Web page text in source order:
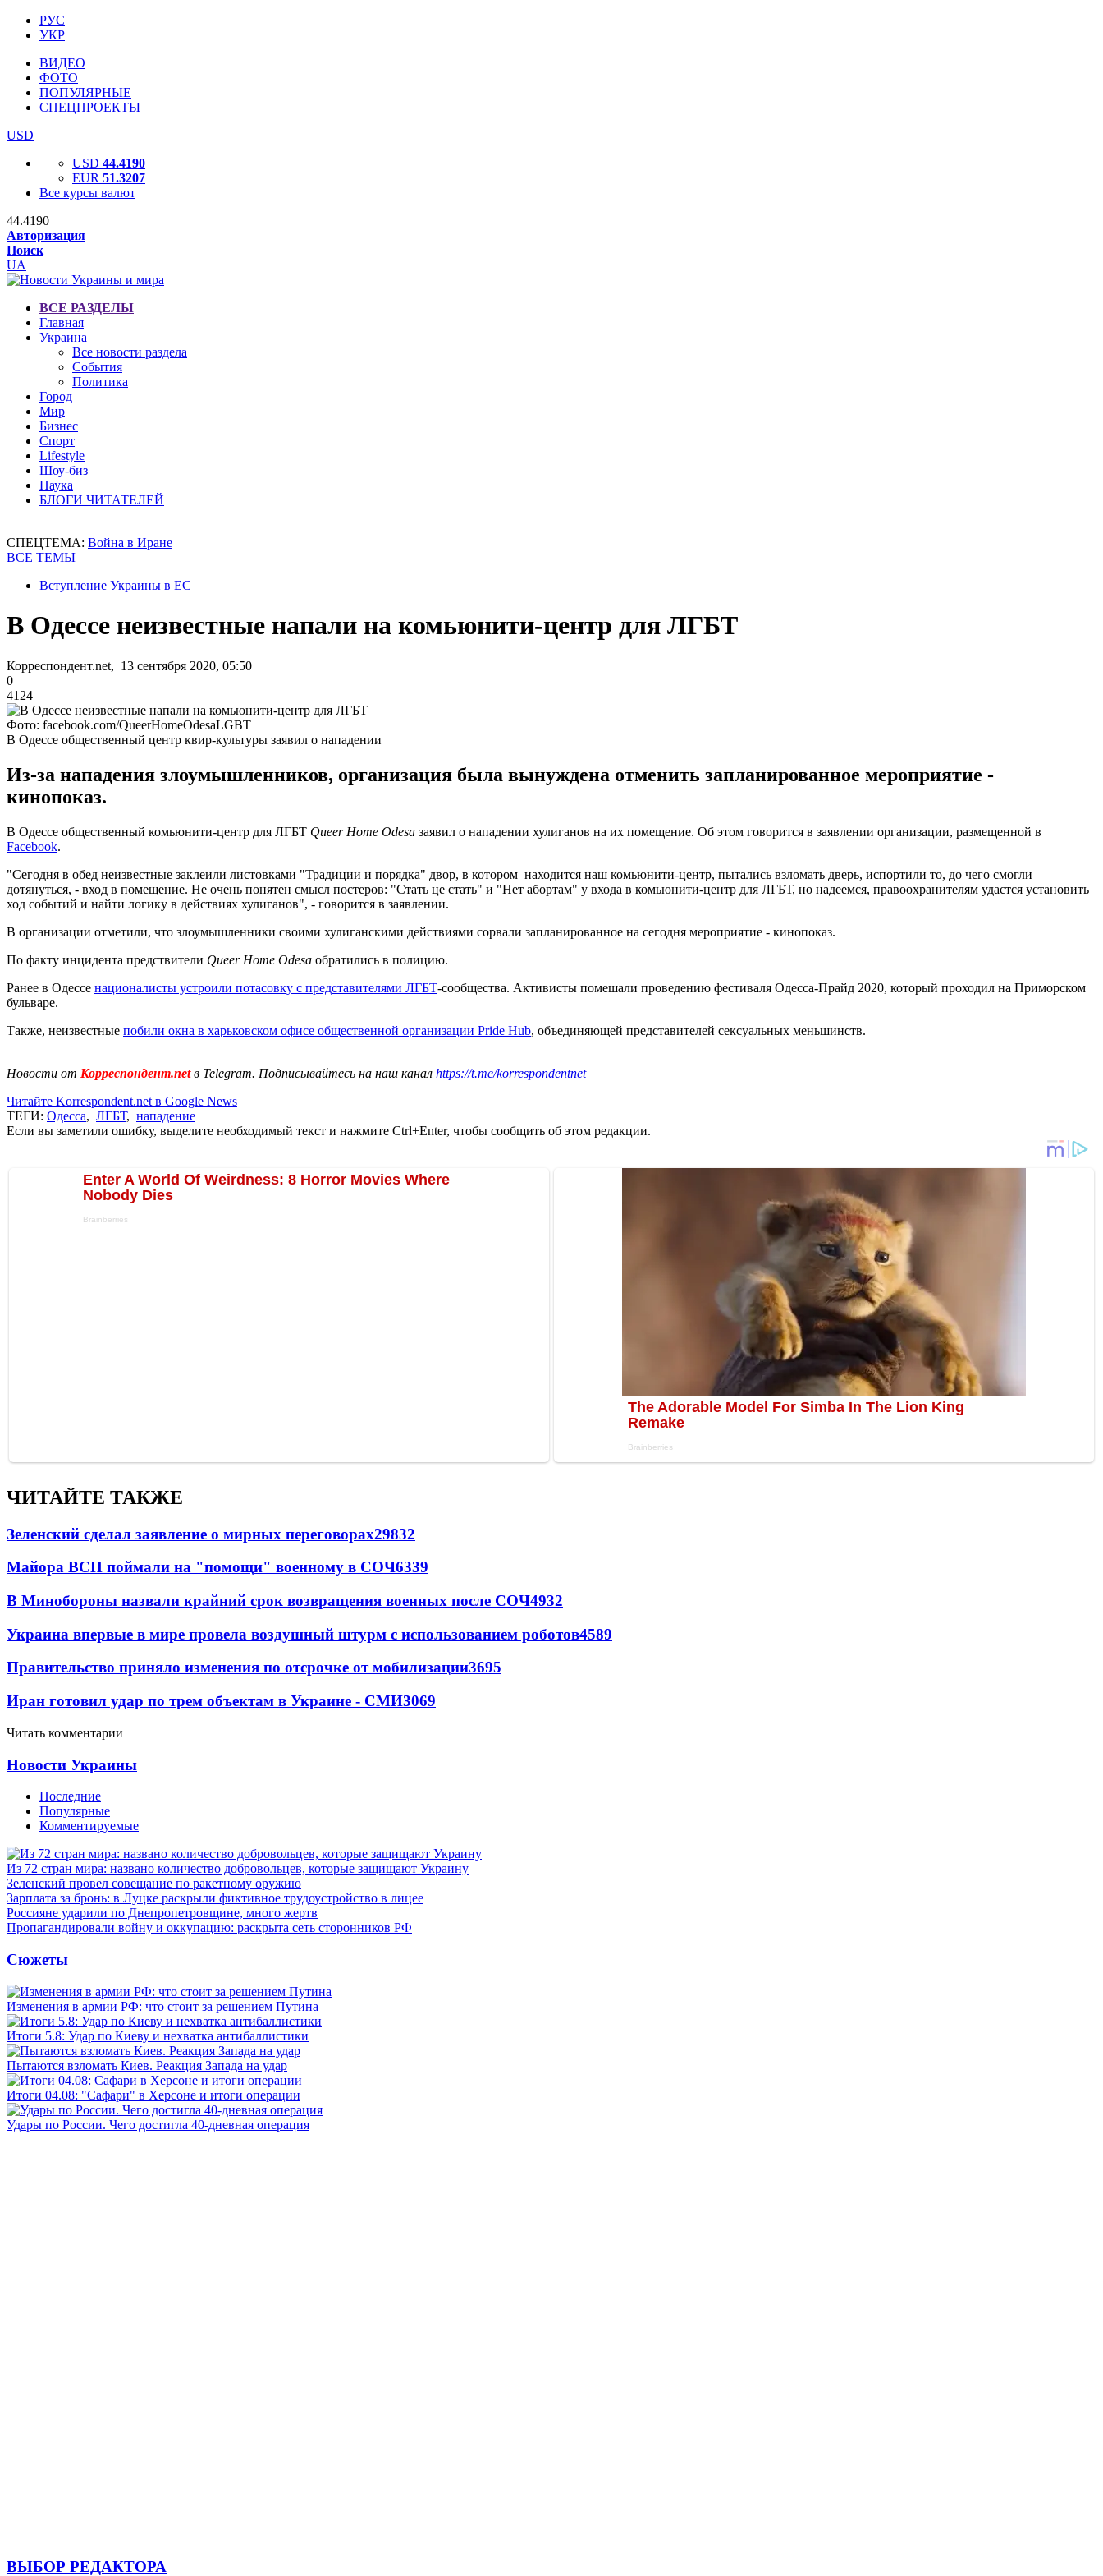
РУС
УКР
ВИДЕО
ФОТО
ПОПУЛЯРНЫЕ
СПЕЦПРОЕКТЫ
USD
USD 44.4190
EUR 51.3207
Все курсы валют
44.4190
Авторизация
Поиск
UA
ВСЕ РАЗДЕЛЫ
Главная
Украина
Все новости раздела
События
Политика
Город
Мир
Бизнес
Спорт
Lifestyle
Шоу-биз
Наука
БЛОГИ ЧИТАТЕЛЕЙ
СПЕЦТЕМА: Война в Иране
ВСЕ ТЕМЫ
Вступление Украины в ЕС
В Одессе неизвестные напали на комьюнити-центр для ЛГБТ
Корреспондент.net, 13 сентября 2020, 05:50
0
4124
Фото: facebook.com/QueerHomeOdesaLGBT
В Одессе общественный центр квир-культуры заявил о нападении
Из-за нападения злоумышленников, организация была вынуждена отменить запланированное мероприятие -
кинопоказ.
В Одессе общественный комьюнити-центр для ЛГБТ Queer Home Odesa заявил о нападении хулиганов на их помещение. Об этом говорится в заявлении организации, размещенной в
Facebook.
"Сегодня в обед неизвестные заклеили листовками "Традиции и порядка" двор, в котором находится наш комьюнити-центр, пытались взломать дверь, испортили то, до чего смогли
дотянуться, - вход в помещение. Не очень понятен смысл постеров: "Стать це стать" и "Нет абортам" у входа в комьюнити-центр для ЛГБТ, но надеемся, правоохранителям удастся установить
ход событий и найти логику в действиях хулиганов", - говорится в заявлении.
В организации отметили, что злоумышленники своими хулиганскими действиями сорвали запланированное на сегодня мероприятие - кинопоказ.
По факту инцидента предствители Queer Home Odesa обратились в полицию.
Ранее в Одессе националисты устроили потасовку с представителями ЛГБТ-сообщества. Активисты помешали проведению фестиваля Одесса-Прайд 2020, который проходил на Приморском
бульваре.
Также, неизвестные побили окна в харьковском офисе общественной организации Pride Hub, объединяющей представителей сексуальных меньшинств.
Новости от Корреспондент.netв Telegram. Подписывайтесь на наш канал https://t.me/korrespondentnet
Читайте Korrespondent.net в Google News
ТЕГИ: Одесса, ЛГБТ, нападение
Если вы заметили ошибку, выделите необходимый текст и нажмите Ctrl+Enter, чтобы сообщить об этом редакции.
ЧИТАЙТЕ ТАКЖЕ
Зеленский сделал заявление о мирных переговорах29832
Майора ВСП поймали на "помощи" военному в СОЧ6339
В Минобороны назвали крайний срок возвращения военных после СОЧ4932
Украина впервые в мире провела воздушный штурм с использованием роботов4589
Правительство приняло изменения по отсрочке от мобилизации3695
Иран готовил удар по трем объектам в Украине - СМИ3069
Читать комментарии
Новости Украины
Последние
Популярные
Комментируемые
Из 72 стран мира: названо количество добровольцев, которые защищают Украину
Зеленский провел совещание по ракетному оружию
Зарплата за бронь: в Луцке раскрыли фиктивное трудоустройство в лицее
Россияне ударили по Днепропетровщине, много жертв
Пропагандировали войну и оккупацию: раскрыта сеть сторонников РФ
Сюжеты
Изменения в армии РФ: что стоит за решением Путина
Итоги 5.8: Удар по Киеву и нехватка антибаллистики
Пытаются взломать Киев. Реакция Запада на удар
Итоги 04.08: "Сафари" в Херсоне и итоги операции
Удары по России. Чего достигла 40-дневная операция
ВЫБОР РЕДАКТОРА